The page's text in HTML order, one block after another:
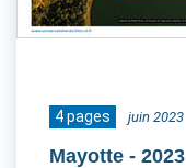
4 pages juin 2023
Mayotte - 2023